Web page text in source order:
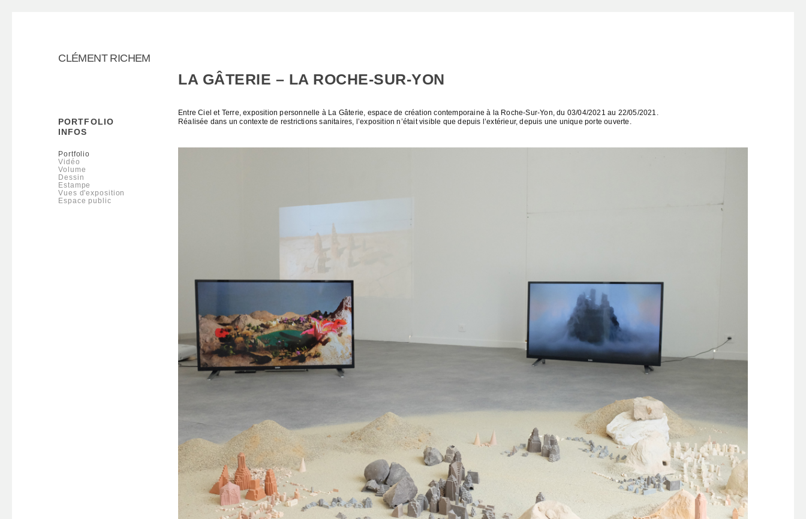
CLÉMENT RICHEM
PORTFOLIO
INFOS
Portfolio
Vidéo
Volume
Dessin
Estampe
Vues d'exposition
Espace public
LA GÂTERIE – LA ROCHE-SUR-YON
Entre Ciel et Terre, exposition personnelle à La Gâterie, espace de création contemporaine à la Roche-Sur-Yon, du 03/04/2021 au 22/05/2021.
Réalisée dans un contexte de restrictions sanitaires, l’exposition n’était visible que depuis l’extérieur, depuis une unique porte ouverte.